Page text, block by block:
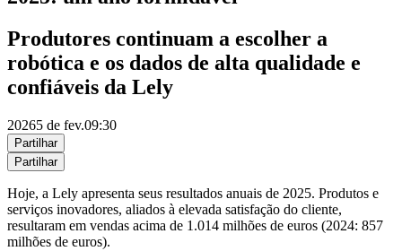
Produtores continuam a escolher a
robótica e os dados de alta qualidade e
confiáveis da Lely
20265 de fev.09:30
Partilhar
Partilhar
Hoje, a Lely apresenta seus resultados anuais de 2025. Produtos e
serviços inovadores, aliados à elevada satisfação do cliente,
resultaram em vendas acima de 1.014 milhões de euros (2024: 857
milhões de euros).